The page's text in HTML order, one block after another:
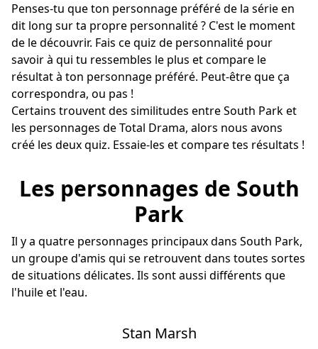
Penses-tu que ton personnage préféré de la série en
dit long sur ta propre personnalité ? C'est le moment
de le découvrir. Fais ce quiz de personnalité pour
savoir à qui tu ressembles le plus et compare le
résultat à ton personnage préféré. Peut-être que ça
correspondra, ou pas !
Certains trouvent des similitudes entre South Park et
les personnages de Total Drama, alors nous avons
créé les deux quiz. Essaie-les et compare tes résultats !
Les personnages de South
Park
Il y a quatre personnages principaux dans South Park,
un groupe d'amis qui se retrouvent dans toutes sortes
de situations délicates. Ils sont aussi différents que
l'huile et l'eau.
Stan Marsh